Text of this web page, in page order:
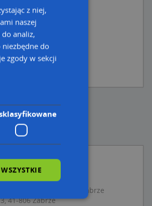
41-806 Zabrze
Rodła 8/17, 41-800 Zabrze
41-806 Zabrze
z niej,
naszej
analiz,
do
zgody w sekcji